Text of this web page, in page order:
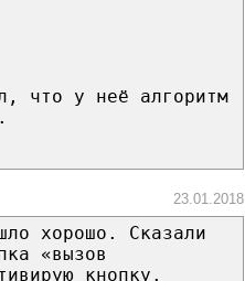
что у неё алгоритм
23.01.2018
хорошо. Сказали
«вызов
кнопку.